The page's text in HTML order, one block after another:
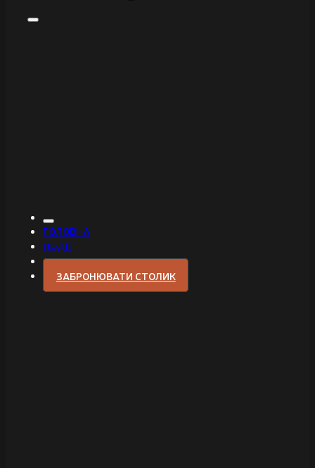
ГОЛОВНА
ПОДІЇ
ЗАБРОНЮВАТИ СТОЛИК